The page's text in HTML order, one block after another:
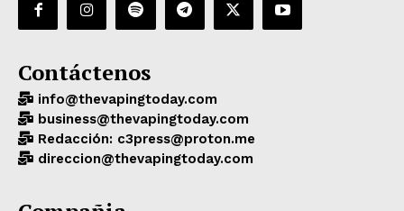
Contáctenos
info@thevapingtoday.com
business@thevapingtoday.com
Redacción: c3press@proton.me
direccion@thevapingtoday.com